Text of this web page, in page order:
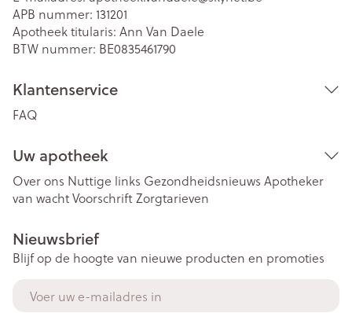
APB nummer: 131201
Apotheek titularis: Ann Van Daele
BTW nummer: BE0835461790
Klantenservice
FAQ
Uw apotheek
Over ons Nuttige links Gezondheidsnieuws Apotheker
van wachtVoorschriftZorgtarieven
Nieuwsbrief
Blijf op de hoogte van nieuwe producten en promoties